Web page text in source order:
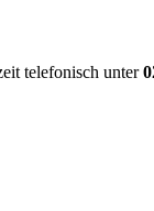
telefonisch unter